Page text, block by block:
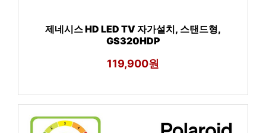
제네시스 HD LED TV 자가설치, 스탠드형,
GS320HDP
119,900원